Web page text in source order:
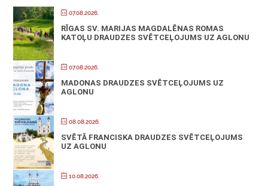
07.08.2026.
RĪGAS SV. MARIJAS MAGDALĒNAS ROMAS
KATOĻU DRAUDZES SVĒTCEĻOJUMS UZ AGLONU
07.08.2026.
MADONAS DRAUDZES SVĒTCEĻOJUMS UZ
AGLONU
08.08.2026.
SVĒTĀ FRANCISKA DRAUDZES SVĒTCEĻOJUMS
UZ AGLONU
10.08.2026.